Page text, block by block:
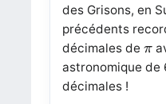
des Grisons, en
précédents
décimales de π
π
astronomique de
décimales !